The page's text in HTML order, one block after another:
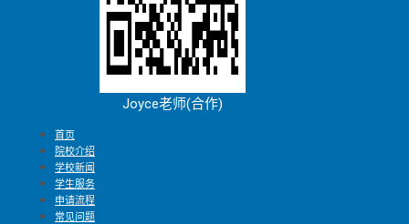
Joyce老师(合作)
首页
院校介绍
学校新闻
学生服务
申请流程
常见问题